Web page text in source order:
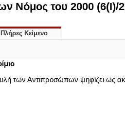
Νόμος του 2000 (6(I)/
Πλήρες Κείμενο
των Αντιπροσώπων ψηφίζει ως